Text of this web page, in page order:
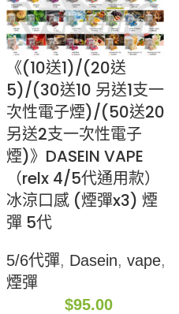
《(10送1)/(20送
5)/(30送10 另送1支一
次性電子煙)/(50送20
另送2支一次性電子
煙)》DASEIN VAPE
（relx 4/5代通用款）
冰涼口感 (煙彈x3) 煙
彈 5代
5/6代彈, Dasein, vape,
煙彈
$95.00